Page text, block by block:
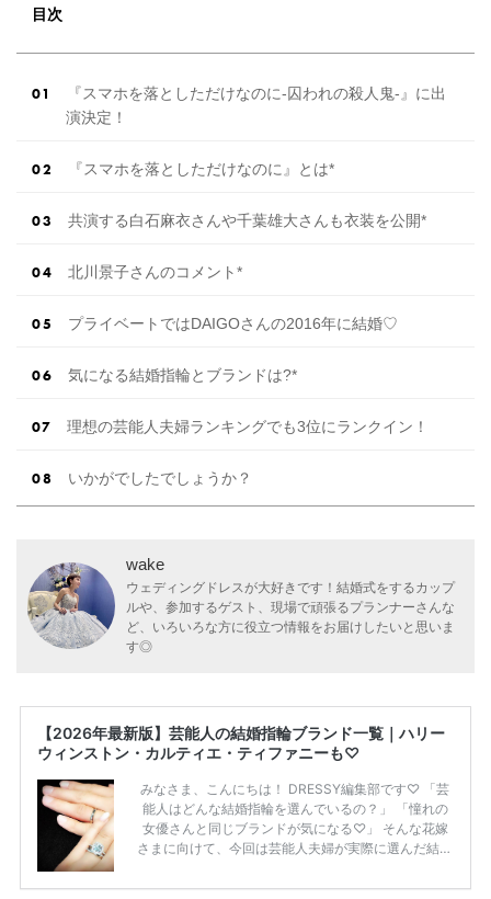
目次
『スマホを落としただけなのに-囚われの殺人鬼-』に出
演決定！
『スマホを落としただけなのに』とは*
共演する白石麻衣さんや千葉雄大さんも衣装を公開*
北川景子さんのコメント*
プライベートではDAIGOさんの2016年に結婚♡
気になる結婚指輪とブランドは?*
理想の芸能人夫婦ランキングでも3位にランクイン！
いかがでしたでしょうか？
wake
ウェディングドレスが大好きです！結婚式をするカップ
ルや、参加するゲスト、現場で頑張るプランナーさんな
ど、いろいろな方に役立つ情報をお届けしたいと思いま
す◎
【2026年最新版】芸能人の結婚指輪ブランド一覧｜ハリー
ウィンストン・カルティエ・ティファニーも♡
みなさま、こんにちは！ DRESSY編集部です♡ 「芸
能人はどんな結婚指輪を選んでいるの？」 「憧れの
女優さんと同じブランドが気になる♡」 そんな花嫁
さまに向けて、今回は芸能人夫婦が実際に選んだ結婚
ーウィンストンやカルティエ、ティファニーなど世界